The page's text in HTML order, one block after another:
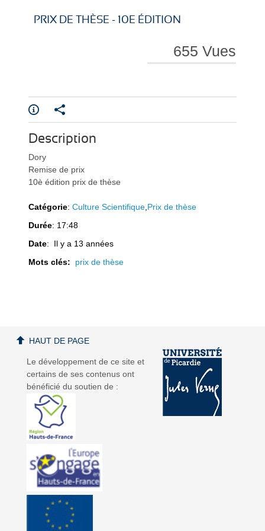
i
r
a
v
i
r
a
v
PRIX DE THÈSE - 10E ÉDITION
655 Vues
Description
Dory
Remise de prix
10è édition prix de thèse
Catégorie:Culture Scientifique Prix de thèse
Durée: 17:48
Date: Il y a 13 années
Mots clés: prix de thèse
Le développement de ce site et
certains de ses contenus ont
bénéficié du soutien de :
HAUT DE PAGE